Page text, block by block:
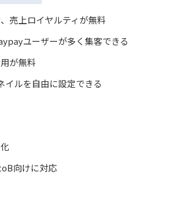
売上ロイヤルティが無料
ユーザーが多く集客できる
が無料
イルを自由に設定できる
向けに対応